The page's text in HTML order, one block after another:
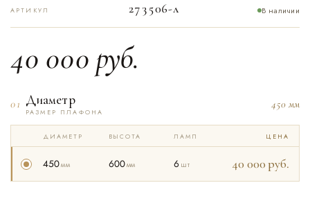
АРТИКУЛ 273506-л В наличии
40 000 руб.
01 Диаметр
РАЗМЕР ПЛАФОНА
450 мм
ДИАМЕТР ВЫСОТА ЛАМП ЦЕНА
450мм 600мм 6 шт 40 000руб.